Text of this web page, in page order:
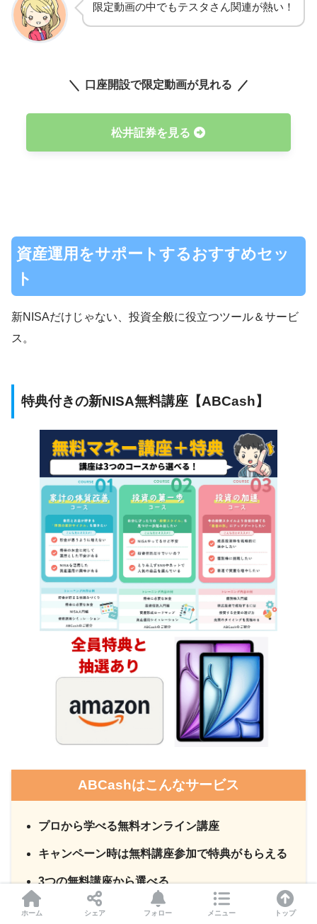
限定動画の中でもテスタさん関連が熱い！
口座開設で限定動画が見れる
松井証券を見る
資産運用をサポートするおすすめセッ
ト
新NISAだけじゃない、投資全般に役立つツール＆サービ
ス。
特典付きの新NISA無料講座【ABCash】
ABCashはこんなサービス
プロから学べる無料オンライン講座
キャンペーン時は無料講座参加で特典がもらえる
3つの無料講座から選べる
ホーム シェア フォロー メニュー トップ